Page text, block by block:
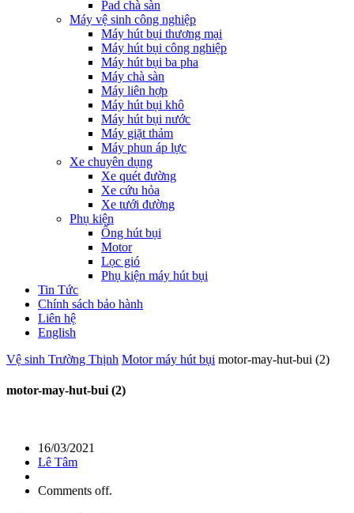
Pad chà sàn
Máy vệ sinh công nghiệp
Máy hút bụi thương mại
Máy hút bụi công nghiệp
Máy hút bụi ba pha
Máy chà sàn
Máy liên hợp
Máy hút bụi khô
Máy hút bụi nước
Máy giặt thảm
Máy phun áp lực
Xe chuyên dụng
Xe quét đường
Xe cứu hỏa
Xe tưới đường
Phụ kiện
Ống hút bụi
Motor
Lọc gió
Phụ kiện máy hút bụi
Tin Tức
Chính sách bảo hành
Liên hệ
English
Vệ sinh Trường Thịnh Motor máy hút bụi motor-may-hut-bui (2)
motor-may-hut-bui (2)
16/03/2021
Lê Tâm
Comments off.